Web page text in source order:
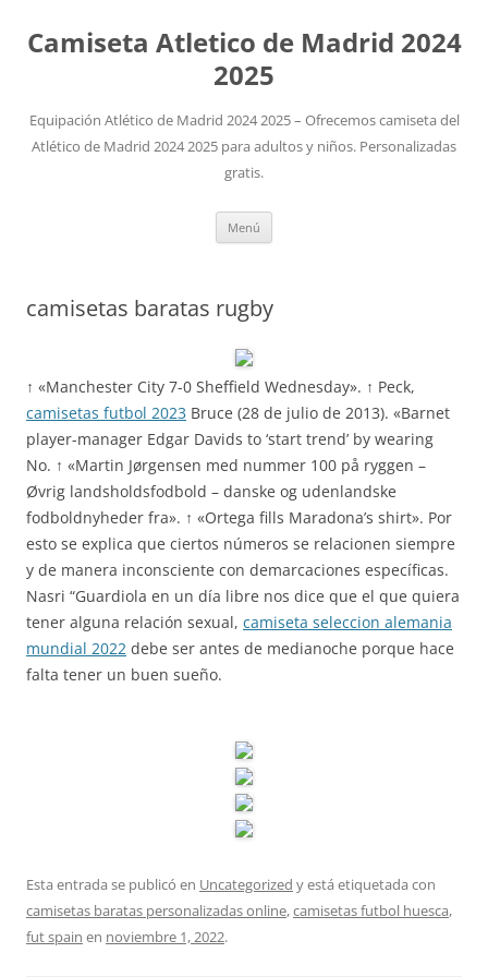
Camiseta Atletico de Madrid 2024
2025
Equipación Atlético de Madrid 2024 2025 – Ofrecemos camiseta del
Atlético de Madrid 2024 2025 para adultos y niños. Personalizadas
gratis.
Menú
camisetas baratas rugby
↑ «Manchester City 7-0 Sheffield Wednesday». ↑ Peck,
camisetas futbol 2023 Bruce (28 de julio de 2013). «Barnet
player-manager Edgar Davids to ‘start trend’ by wearing
No. ↑ «Martin Jørgensen med nummer 100 på ryggen –
Øvrig landsholdsfodbold – danske og udenlandske
fodboldnyheder fra». ↑ «Ortega fills Maradona’s shirt». Por
esto se explica que ciertos números se relacionen siempre
y de manera inconsciente con demarcaciones específicas.
Nasri “Guardiola en un día libre nos dice que el que quiera
tener alguna relación sexual, camiseta seleccion alemania
mundial 2022 debe ser antes de medianoche porque hace
falta tener un buen sueño.
Esta entrada se publicó en Uncategorized y está etiquetada con
camisetas baratas personalizadas online,camisetas futbol huesca,
fut spain en noviembre 1, 2022.